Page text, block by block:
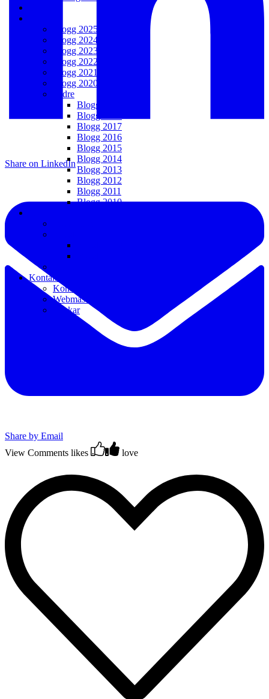
Share on LinkedIn
Share by Email
View Comments likes love
Blogg 2025
Blogg 2024
Blogg 2023
Blogg 2022
Blogg 2021
Blogg 2020
Äldre
Blogg 2019
Blogg 2018
Blogg 2017
Blogg 2016
Blogg 2015
Blogg 2014
Blogg 2013
Blogg 2012
Blogg 2011
Blogg 2010
Kontakt
Kontakt/Info/Bokning
Webmaster
Länkar